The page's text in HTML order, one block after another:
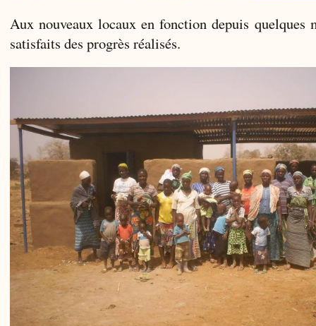
Aux nouveaux locaux en fonction depuis quelques
satisfaits des progrès réalisés.